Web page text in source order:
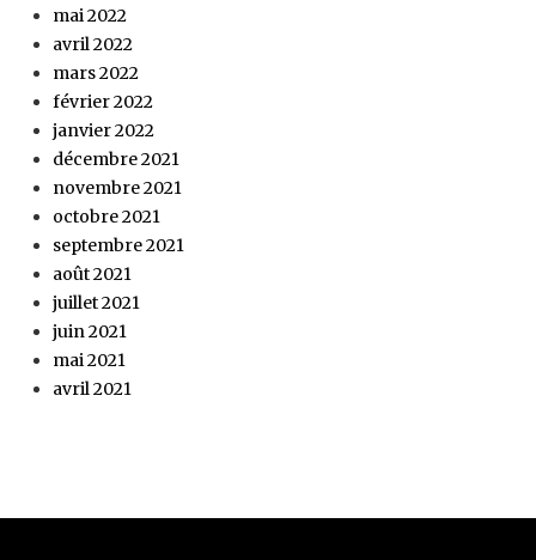
mai 2022
avril 2022
mars 2022
février 2022
janvier 2022
décembre 2021
novembre 2021
octobre 2021
septembre 2021
août 2021
juillet 2021
juin 2021
mai 2021
avril 2021